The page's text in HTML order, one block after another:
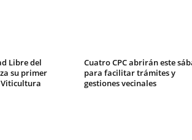
Libre del
su primer
Cuatro CPC abrirán este
para facilitar trámites y
gestiones vecinales